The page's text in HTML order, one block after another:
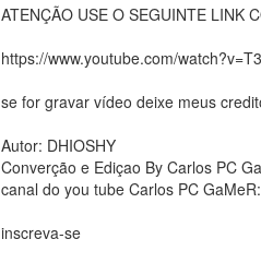
ATENÇÃO USE O SEGUINTE LINK
https://www.youtube.com/
se for gravar vídeo deixe meus
Autor: DHIOSHY
Converção e Ediçao By Carlos PC
canal do you tube Carlos PC
inscreva-se